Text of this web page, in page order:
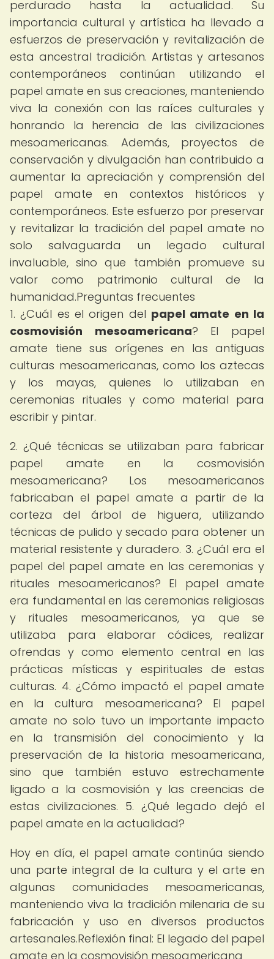
perdurado hasta la actualidad. Su
importancia cultural y artística ha llevado a
esfuerzos de preservación y revitalización de
esta ancestral tradición. Artistas y artesanos
contemporáneos continúan utilizando el
papel amate en sus creaciones, manteniendo
viva la conexión con las raíces culturales y
honrando la herencia de las civilizaciones
mesoamericanas. Además, proyectos de
conservación y divulgación han contribuido a
aumentar la apreciación y comprensión del
papel amate en contextos históricos y
contemporáneos. Este esfuerzo por preservar
y revitalizar la tradición del papel amate no
solo salvaguarda un legado cultural
invaluable, sino que también promueve su
valor como patrimonio cultural de la
humanidad.Preguntas frecuentes
1. ¿Cuál es el origen del papel amate en la
cosmovisión mesoamericana? El papel
amate tiene sus orígenes en las antiguas
culturas mesoamericanas, como los aztecas
y los mayas, quienes lo utilizaban en
ceremonias rituales y como material para
escribir y pintar.
2. ¿Qué técnicas se utilizaban para fabricar
papel amate en la cosmovisión
mesoamericana? Los mesoamericanos
fabricaban el papel amate a partir de la
corteza del árbol de higuera, utilizando
técnicas de pulido y secado para obtener un
material resistente y duradero. 3. ¿Cuál era el
papel del papel amate en las ceremonias y
rituales mesoamericanos? El papel amate
era fundamental en las ceremonias religiosas
y rituales mesoamericanos, ya que se
utilizaba para elaborar códices, realizar
ofrendas y como elemento central en las
prácticas místicas y espirituales de estas
culturas. 4. ¿Cómo impactó el papel amate
en la cultura mesoamericana? El papel
amate no solo tuvo un importante impacto
en la transmisión del conocimiento y la
preservación de la historia mesoamericana,
sino que también estuvo estrechamente
ligado a la cosmovisión y las creencias de
estas civilizaciones. 5. ¿Qué legado dejó el
papel amate en la actualidad?
Hoy en día, el papel amate continúa siendo
una parte integral de la cultura y el arte en
algunas comunidades mesoamericanas,
manteniendo viva la tradición milenaria de su
fabricación y uso en diversos productos
artesanales.Reflexión final: El legado del papel
amate en la cosmovisión mesoamericana